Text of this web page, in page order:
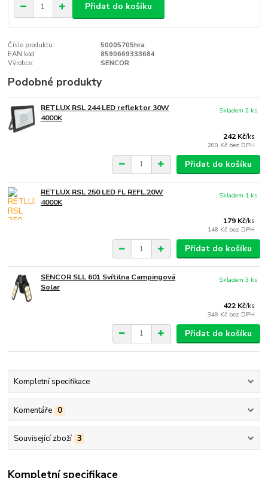
Přidat do košíku
Číslo produktu:
50005705hra
EAN kód:
8590669333684
Výrobce:
SENCOR
Podobné produkty
RETLUX RSL 244 LED reflektor 30W
4000K
242 Kč/ks
200 Kč bez DPH
Skladem 2 ks
Přidat do košíku
RETLUX RSL 250 LED FL REFL.20W
4000K
179 Kč/ks
148 Kč bez DPH
Skladem 1 ks
Přidat do košíku
SENCOR SLL 601 Svítilna Campingová
Solar
422 Kč/ks
349 Kč bez DPH
Skladem 3 ks
Přidat do košíku
Kompletní specifikace
Komentáře 0
Související zboží 3
Kompletní specifikace